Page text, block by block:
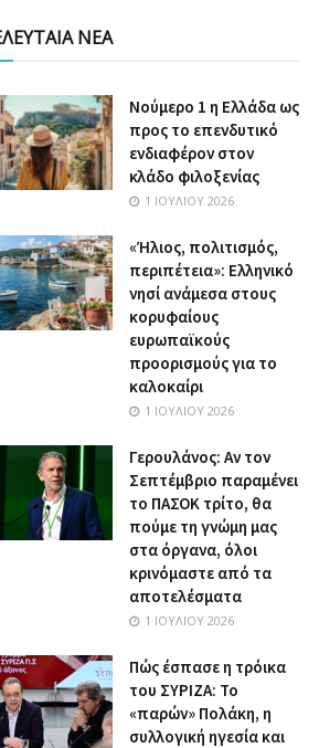
ΝΕΑ
Nούμερο 1 η Ελλάδα ως
προς το επενδυτικό
ενδιαφέρον στον
κλάδο φιλοξενίας
1 ΙΟΥΛΊΟΥ 2026
«Ήλιος, πολιτισμός,
περιπέτεια»: Ελληνικό
νησί ανάμεσα στους
κορυφαίους
ευρωπαϊκούς
προορισμούς για το
καλοκαίρι
1 ΙΟΥΛΊΟΥ 2026
Γερουλάνος: Αν τον
Σεπτέμβριο παραμένει
το ΠΑΣΟΚ τρίτο, θα
πούμε τη γνώμη μας
στα όργανα, όλοι
κρινόμαστε από τα
αποτελέσματα
1 ΙΟΥΛΊΟΥ 2026
Πώς έσπασε η τρόικα
του ΣΥΡΙΖΑ: Το
«παρών» Πολάκη, η
συλλογική ηγεσία και